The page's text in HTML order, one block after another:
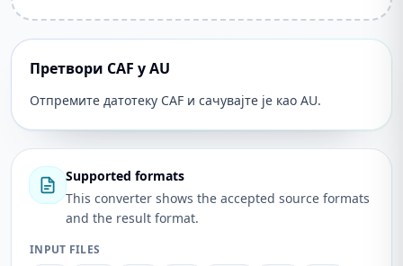
Претвори CAF у AU
Отпремите датотеку CAF и сачувајте је као AU.
Supported formats
This converter shows the accepted source formats
and the result format.
INPUT FILES